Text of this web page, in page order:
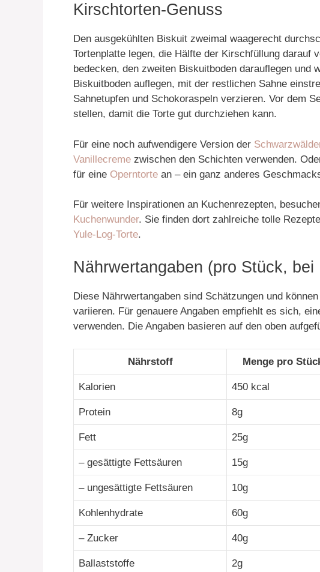
Kirschtorten-Genuss
Den ausgekühlten Biskuit zweimal waagerecht
Tortenplatte legen, die Hälfte der Kirschfüllung darauf
bedecken, den zweiten Biskuitboden darauflegen und
Biskuitboden auflegen, mit der restlichen Sahne
Sahnetupfen und Schokoraspeln verzieren. Vor dem
stellen, damit die Torte gut durchziehen kann.
Für eine noch aufwendigere Version der
Vanillecreme zwischen den Schichten verwenden.
für eine Operntorte an – ein ganz anderes
Für weitere Inspirationen an Kuchenrezepten,
Kuchenwunder. Sie finden dort zahlreiche tolle
Yule-Log-Torte.
Nährwertangaben (pro Stück, bei
Diese Nährwertangaben sind Schätzungen und
variieren. Für genauere Angaben empfiehlt es sich,
verwenden. Die Angaben basieren auf den oben
Nährstoff Menge pro
Kalorien 450 kcal
Protein 8g
Fett 25g
– gesättigte Fettsäuren 15g
– ungesättigte Fettsäuren 10g
Kohlenhydrate 60g
– Zucker 40g
Ballaststoffe 2g